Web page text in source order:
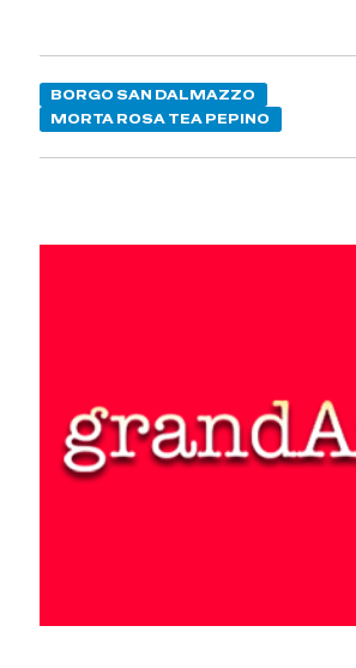
BORGO SAN DALMAZZO
MORTA ROSA TEA PEPINO